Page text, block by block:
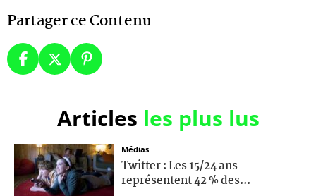
Partager ce Contenu
Articles les plus lus
Médias
Twitter : Les 15/24 ans
représentent 42 % des...